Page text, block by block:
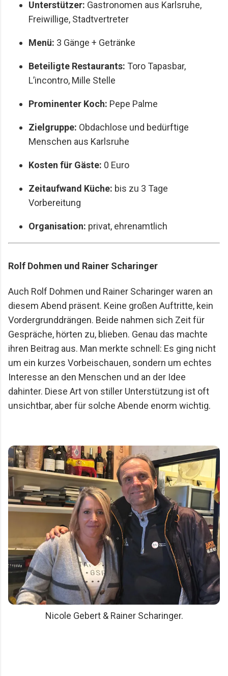
Unterstützer: Gastronomen aus Karlsruhe,
Freiwillige, Stadtvertreter
Menü: 3 Gänge + Getränke
Beteiligte Restaurants: Toro Tapasbar,
L’incontro, Mille Stelle
Prominenter Koch: Pepe Palme
Zielgruppe: Obdachlose und bedürftige
Menschen aus Karlsruhe
Kosten für Gäste: 0 Euro
Zeitaufwand Küche: bis zu 3 Tage
Vorbereitung
Organisation: privat, ehrenamtlich
Rolf Dohmen und Rainer Scharinger
Auch Rolf Dohmen und Rainer Scharingerwaren an
diesem Abend präsent. Keine großen Auftritte, kein
Vordergrunddrängen. Beide nahmen sich Zeit für
Gespräche, hörten zu, blieben. Genau das machte
ihren Beitrag aus. Man merkte schnell: Es ging nicht
um ein kurzes Vorbeischauen, sondern um echtes
Interesse an den Menschen und an der Idee
dahinter. Diese Art von stiller Unterstützung ist oft
unsichtbar, aber für solche Abende enorm wichtig.
Nicole Gebert & Rainer Scharinger.